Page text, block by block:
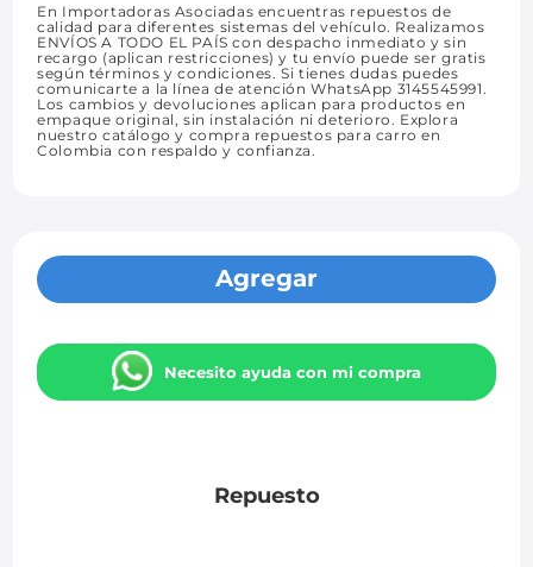
En Importadoras Asociadas encuentras repuestos de
calidad para diferentes sistemas del vehículo. Realizamos
ENVÍOS A TODO EL PAÍS con despacho inmediato y sin
recargo (aplican restricciones) y tu envío puede ser gratis
según términos y condiciones. Si tienes dudas puedes
comunicarte a la línea de atención WhatsApp 3145545991.
Los cambios y devoluciones aplican para productos en
empaque original, sin instalación ni deterioro. Explora
nuestro catálogo y compra repuestos para carro en
Colombia con respaldo y confianza.
Agregar
Necesito ayuda con mi compra
Repuesto